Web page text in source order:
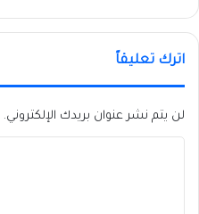
اترك تعليقاً
لن يتم نشر عنوان بريدك الإلكتروني.